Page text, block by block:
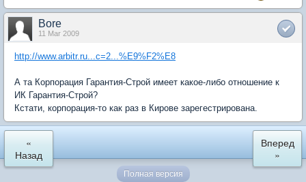
Bore
11 Mar 2009
http://www.arbitr.ru...c=2...%E9%F2%E8
А та Корпорация Гарантия-Строй имеет какое-либо отношение к
ИК Гарантия-Строй?
Кстати, корпорация-то как раз в Кирове зарегестрирована.
«
Назад
Вперед
»
Полная версия